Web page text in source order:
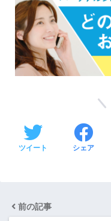
ツイート シェア
前の記事